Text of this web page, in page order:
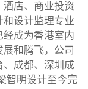
店、商业投资
和设计监理专业
成为香港室内
和腾飞，公司
成都、深圳成
智明设计至今完